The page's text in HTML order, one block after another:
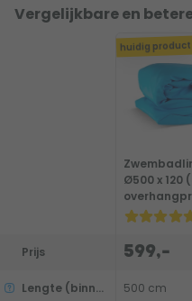
Vergelijkbare en
Prijs
Lengte (binnenmaat)
huidig product
Ø500 x 120
599,-
500 cm